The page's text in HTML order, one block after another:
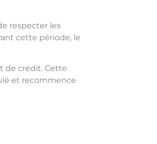
respecter les
cette période, le
de crédit. Cette
et recommence